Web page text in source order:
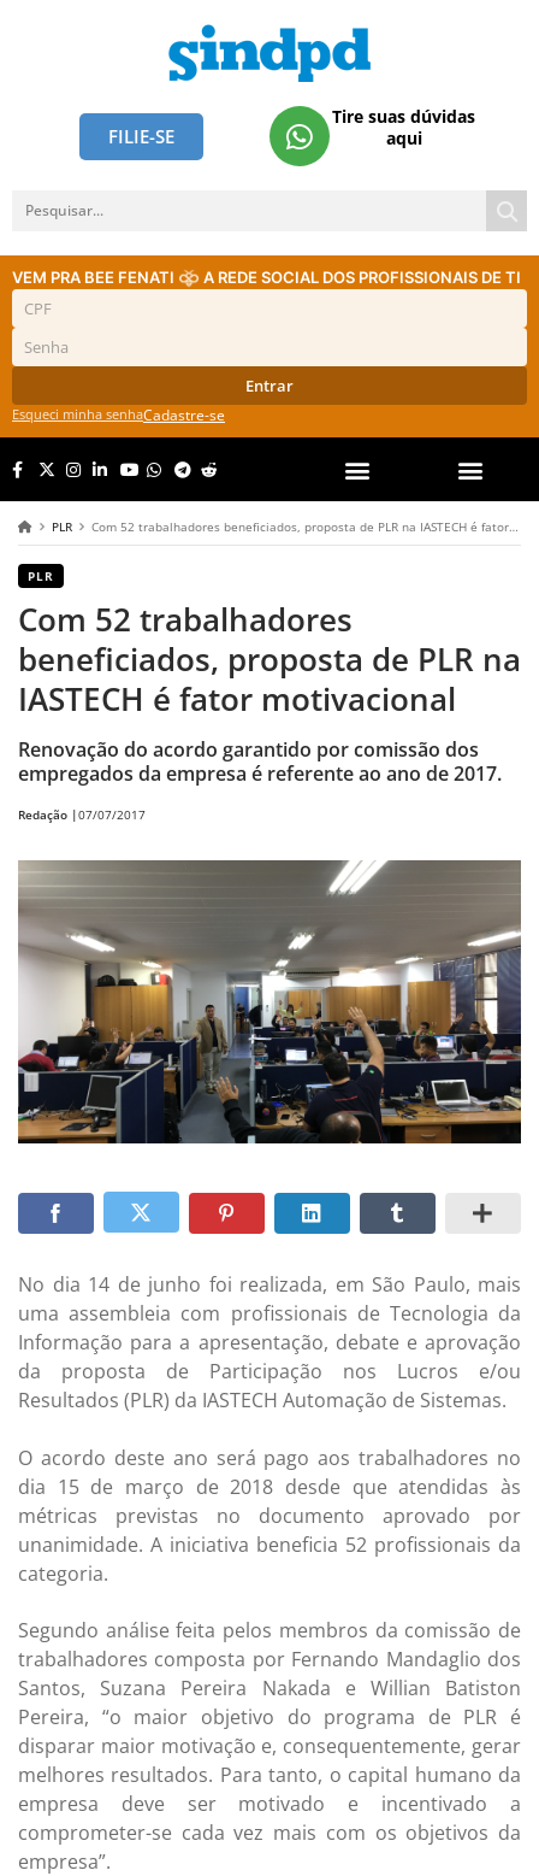
FILIE-SE
Tire suas dúvidas
aqui
VEM PRA BEE FENATI A REDE SOCIAL DOS PROFISSIONAIS DE TI
Entrar
Esqueci minha senhaCadastre-se
PLR Com 52 trabalhadores beneficiados, proposta de PLR na IASTECH é fator motivacional
PLR
Com 52 trabalhadores
beneficiados, proposta de PLR na
IASTECH é fator motivacional
Renovação do acordo garantido por comissão dos
empregados da empresa é referente ao ano de 2017.
Redação |07/07/2017
No dia 14 de junho foi realizada, em São Paulo, mais
uma assembleia com profissionais de Tecnologia da
Informação para a apresentação, debate e aprovação
da proposta de Participação nos Lucros e/ou
Resultados (PLR) da IASTECH Automação de Sistemas.
O acordo deste ano será pago aos trabalhadores no
dia 15 de março de 2018 desde que atendidas às
métricas previstas no documento aprovado por
unanimidade. A iniciativa beneficia 52 profissionais da
categoria.
Segundo análise feita pelos membros da comissão de
trabalhadores composta por Fernando Mandaglio dos
Santos, Suzana Pereira Nakada e Willian Batiston
Pereira, “o maior objetivo do programa de PLR é
disparar maior motivação e, consequentemente, gerar
melhores resultados. Para tanto, o capital humano da
empresa deve ser motivado e incentivado a
comprometer-se cada vez mais com os objetivos da
empresa”.